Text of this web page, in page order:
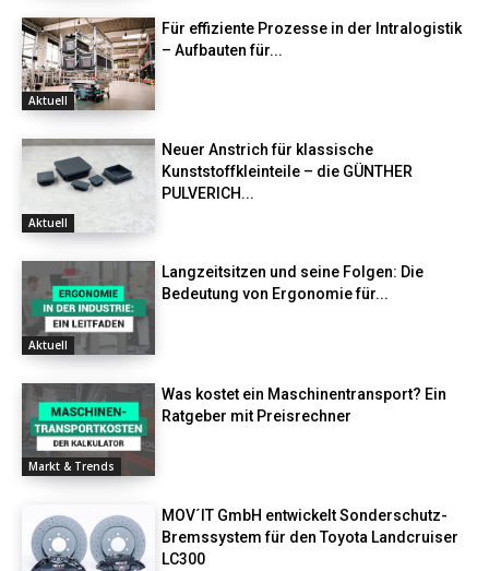
Aktuell
Für effiziente Prozesse in der Intralogistik
– Aufbauten für...
Aktuell
Neuer Anstrich für klassische
Kunststoffkleinteile – die GÜNTHER
PULVERICH...
Aktuell
Langzeitsitzen und seine Folgen: Die
Bedeutung von Ergonomie für...
Markt & Trends
Was kostet ein Maschinentransport? Ein
Ratgeber mit Preisrechner
MOV´IT GmbH entwickelt Sonderschutz-
Bremssystem für den Toyota Landcruiser
LC300